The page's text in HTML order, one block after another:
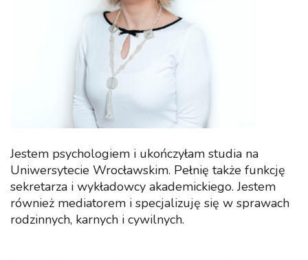
Jestem psychologiem i ukończyłam studia na
Uniwersytecie Wrocławskim. Pełnię także funkcję
sekretarza i wykładowcy akademickiego. Jestem
również mediatorem i specjalizuję się w sprawach
rodzinnych, karnych i cywilnych.